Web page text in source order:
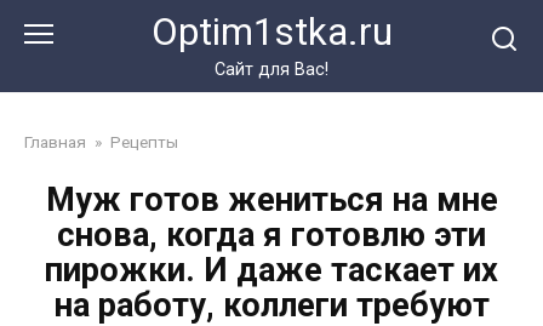
Optim1stka.ru
Сайт для Вас!
Главная » Рецепты
Муж готов жениться на мне
снова, когда я готовлю эти
пирожки. И даже таскает их
на работу, коллеги требуют